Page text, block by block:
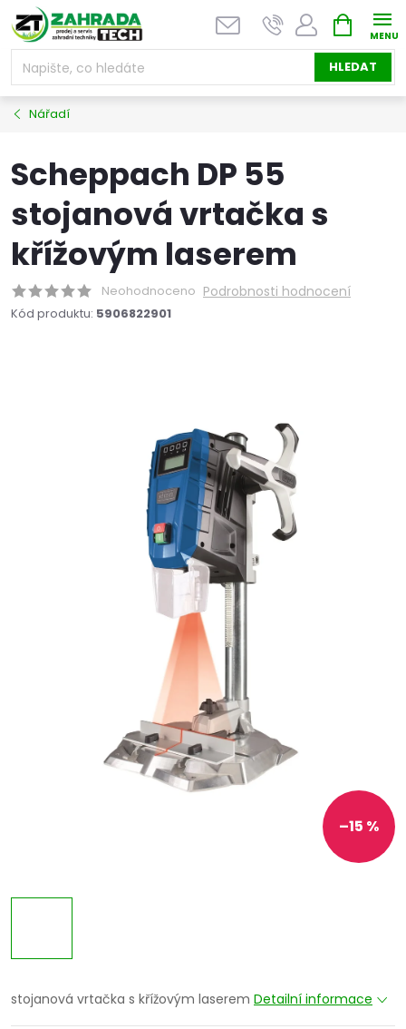
Přejít
na
obsah
HLEDAT
NÁKUPNÍ
KOŠÍK
Nářadí
Scheppach DP 55
stojanová vrtačka s
křížovým laserem
Neohodnoceno Podrobnosti hodnocení
Kód produktu: 5906822901
–15 %
stojanová vrtačka s křížovým laserem Detailní informace